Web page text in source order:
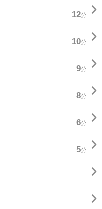
12分 
10分 
9分 
8分 
6分 
5分 

